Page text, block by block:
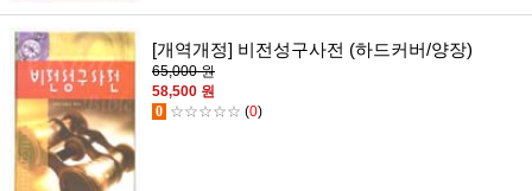
[개역개정] 비전성구사전 (하드커버/양장)
65,000 원
58,500 원
0 ☆☆☆☆☆ (0)